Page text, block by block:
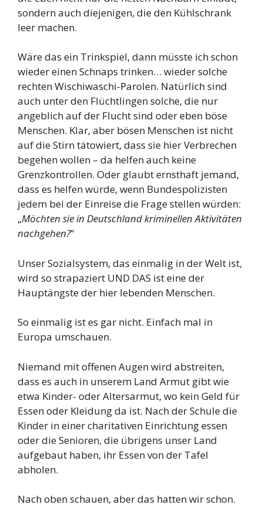
sondern auch diejenigen, die den Kühlschrank
leer machen.
Wäre das ein Trinkspiel, dann müsste ich schon
wieder einen Schnaps trinken… wieder solche
rechten Wischiwaschi-Parolen. Natürlich sind
auch unter den Flüchtlingen solche, die nur
angeblich auf der Flucht sind oder eben böse
Menschen. Klar, aber bösen Menschen ist nicht
auf die Stirn tätowiert, dass sie hier Verbrechen
begehen wollen – da helfen auch keine
Grenzkontrollen. Oder glaubt ernsthaft jemand,
dass es helfen würde, wenn Bundespolizisten
jedem bei der Einreise die Frage stellen würden:
„Möchten sie in Deutschland kriminellen Aktivitäten
nachgehen?“
Unser Sozialsystem, das einmalig in der Welt ist,
wird so strapaziert UND DAS ist eine der
Hauptängste der hier lebenden Menschen.
So einmalig ist es gar nicht. Einfach mal in
Europa umschauen.
Niemand mit offenen Augen wird abstreiten,
dass es auch in unserem Land Armut gibt wie
etwa Kinder- oder Altersarmut, wo kein Geld für
Essen oder Kleidung da ist. Nach der Schule die
Kinder in einer charitativen Einrichtung essen
oder die Senioren, die übrigens unser Land
aufgebaut haben, ihr Essen von der Tafel
abholen.
Nach oben schauen, aber das hatten wir schon.